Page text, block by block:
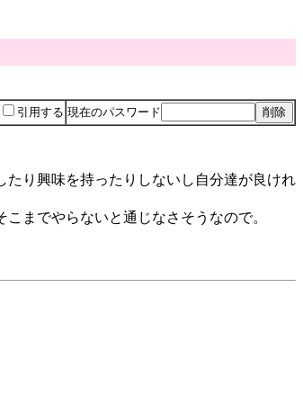
引用する 現在のパスワード
り興味を持ったりしないし自分達が良けれ
までやらないと通じなさそうなので。